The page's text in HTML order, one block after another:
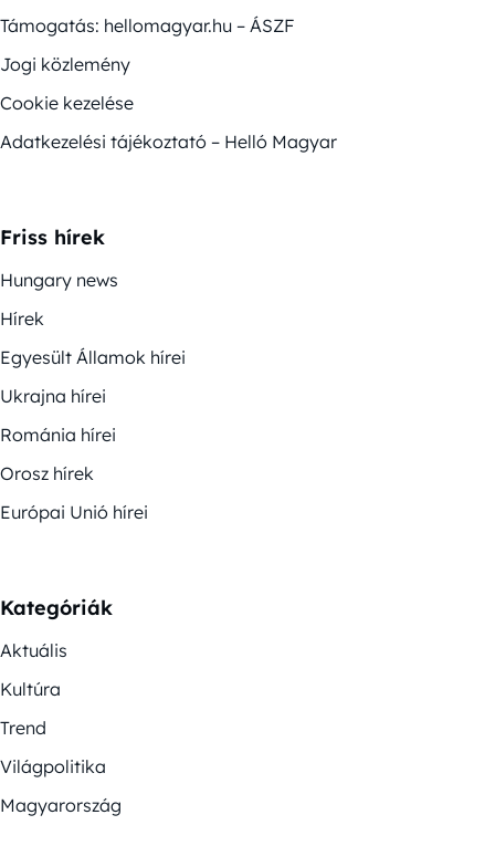
Támogatás: hellomagyar.hu – ÁSZF
Jogi közlemény
Cookie kezelése
Adatkezelési tájékoztató – Helló Magyar
Friss hírek
Hungary news
Hírek
Egyesült Államok hírei
Ukrajna hírei
Románia hírei
Orosz hírek
Európai Unió hírei
Kategóriák
Aktuális
Kultúra
Trend
Világpolitika
Magyarország